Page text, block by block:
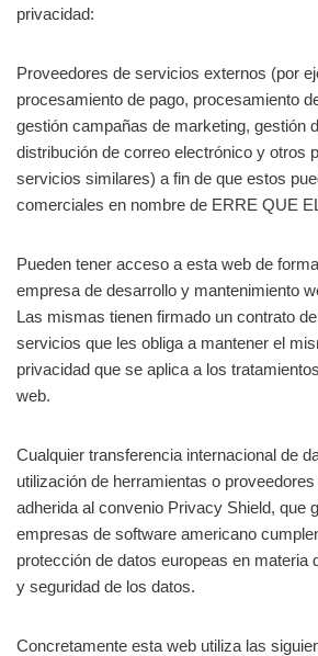
privacidad:
Proveedores de servicios externos (por
procesamiento de pago, procesamiento
gestión campañas de marketing, gestión
distribución de correo electrónico y otros
servicios similares) a fin de que estos
comerciales en nombre de ERRE QUE
Pueden tener acceso a esta web de
empresa de desarrollo y mantenimiento
Las mismas tienen firmado un contrato
servicios que les obliga a mantener el
privacidad que se aplica a los
web.
Cualquier transferencia internacional de
utilización de herramientas o
adherida al convenio Privacy Shield, que
empresas de software americano
protección de datos europeas en materia
y seguridad de los datos.
Concretamente esta web utiliza las